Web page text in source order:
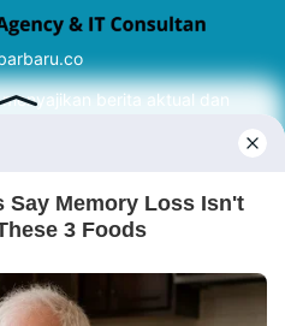
berita aktual dan
dari sumber yang tepat.